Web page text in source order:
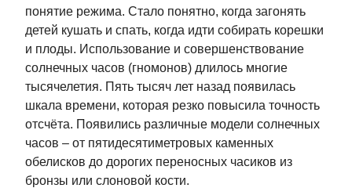
понятие режима. Стало понятно, когда загонять
детей кушать и спать, когда идти собирать корешки
и плоды. Использование и совершенствование
солнечных часов (гномонов) длилось многие
тысячелетия. Пять тысяч лет назад появилась
шкала времени, которая резко повысила точность
отсчёта. Появились различные модели солнечных
часов – от пятидесятиметровых каменных
обелисков до дорогих переносных часиков из
бронзы или слоновой кости.